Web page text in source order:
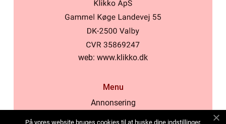
web: www.klikko.dk
Menu
Annonsering
På vores website bruges cookies til at huske dine indstillinger,